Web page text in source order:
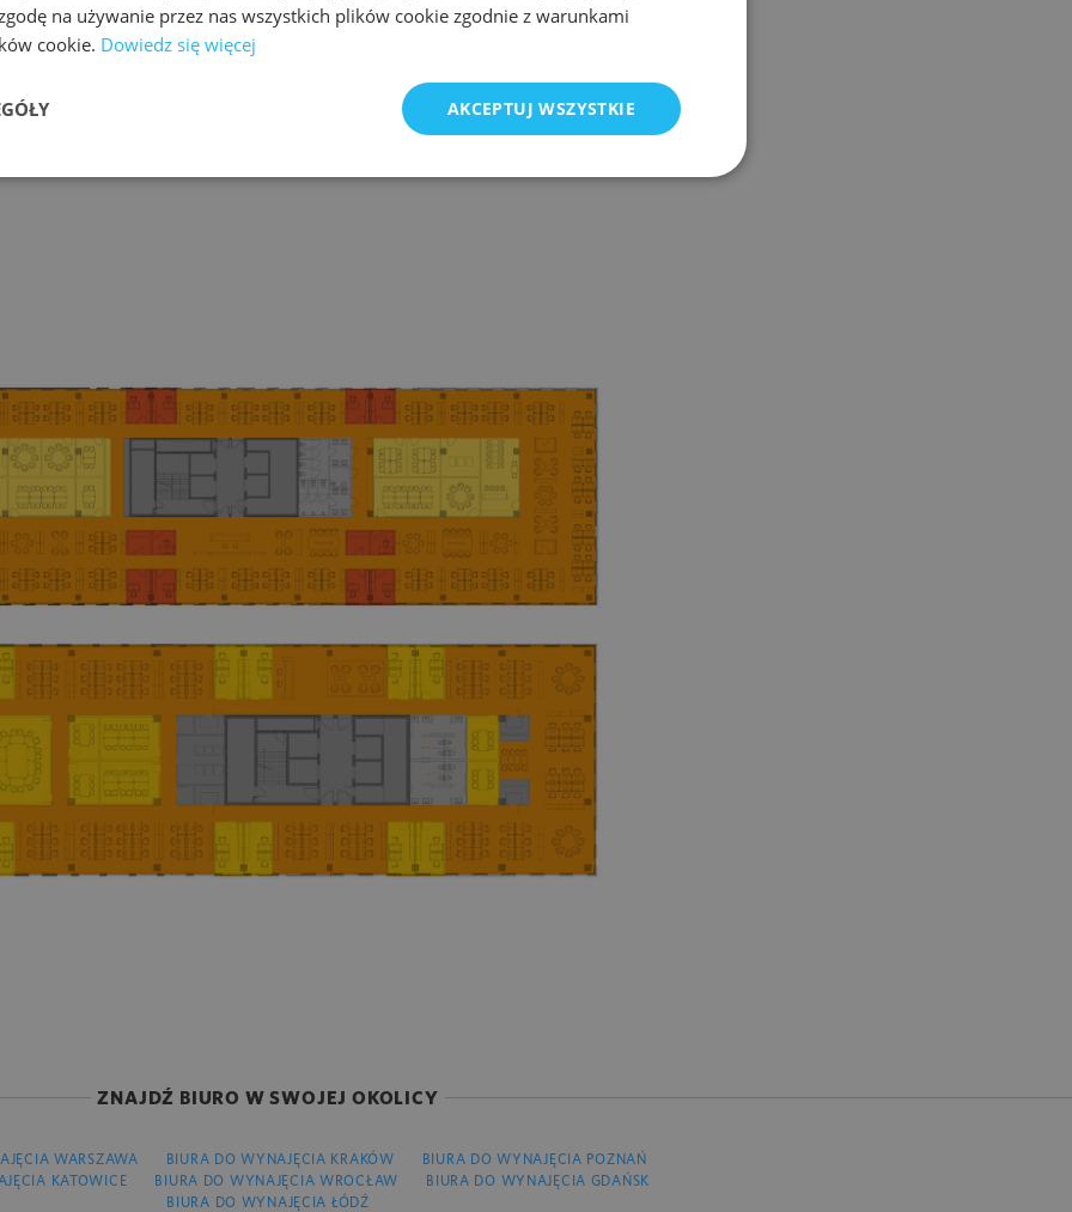
ZNAJDŹ BIURO W SWOJEJ OKOLICY
WARSZAWA BIURA DO WYNAJĘCIA KRAKÓW
BIURA DO WYNAJĘCIA POZNAŃ
KATOWICE
BIURA DO WYNAJĘCIA WROCŁAW
BIURA DO WYNAJĘCIA GDAŃSK
BIURA DO WYNAJĘCIA ŁÓDŹ
na używanie przez nas wszystkich plików cookie zgodnie z warunkami
cookie. Dowiedz się więcej
AKCEPTUJ WSZYSTKIE